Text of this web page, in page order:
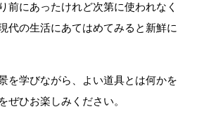
前にあったけれど次第に使われなく
代の生活にあてはめてみると新鮮に
を学びながら、よい道具とは何かを
ぜひお楽しみください。